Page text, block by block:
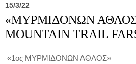
15/3/22
«ΜΥΡΜΙΔΟΝΩΝ
MOUNTAIN TRAIL
«1ος ΜΥΡΜΙΔΟΝΩΝ ΑΘΛΟΣ»